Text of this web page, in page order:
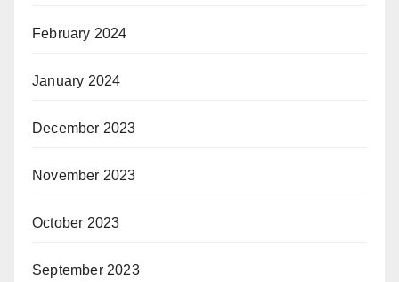
February 2024
January 2024
December 2023
November 2023
October 2023
September 2023